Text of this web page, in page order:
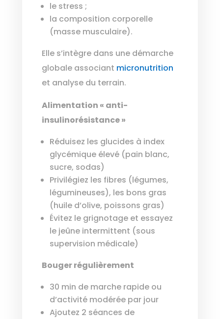
le stress ;
la composition corporelle
(masse musculaire).
Elle s’intègre dans une démarche
globale associant micronutrition
et analyse du terrain.
Alimentation « anti-
insulinorésistance »
Réduisez les glucides à index
glycémique élevé (pain blanc,
sucre, sodas)
Privilégiez les fibres (légumes,
légumineuses), les bons gras
(huile d’olive, poissons gras)
Évitez le grignotage et essayez
le jeûne intermittent (sous
supervision médicale)
Bouger régulièrement
30 min de marche rapide ou
d’activité modérée par jour
Ajoutez 2 séances de